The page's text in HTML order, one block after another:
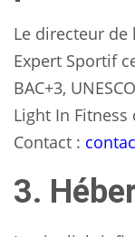
Le directeur
Expert Sportif
BAC+3,
Light In Fitness
Contact :
3.